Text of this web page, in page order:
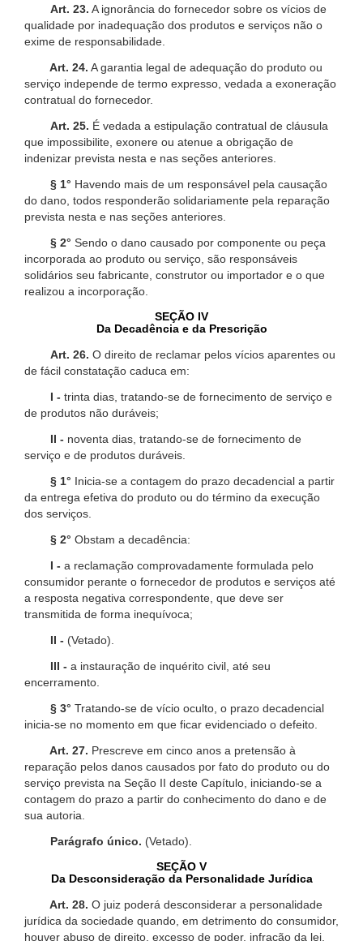
Art. 23. A ignorância do fornecedor sobre os vícios de
qualidade por inadequação dos produtos e serviços não o
exime de responsabilidade.
Art. 24. A garantia legal de adequação do produto ou
serviço independe de termo expresso, vedada a exoneração
contratual do fornecedor.
Art. 25. É vedada a estipulação contratual de cláusula
que impossibilite, exonere ou atenue a obrigação de
indenizar prevista nesta e nas seções anteriores.
§ 1° Havendo mais de um responsável pela causação
do dano, todos responderão solidariamente pela reparação
prevista nesta e nas seções anteriores.
§ 2° Sendo o dano causado por componente ou peça
incorporada ao produto ou serviço, são responsáveis
solidários seu fabricante, construtor ou importador e o que
realizou a incorporação.
SEÇÃO IV
Da Decadência e da Prescrição
Art. 26. O direito de reclamar pelos vícios aparentes ou
de fácil constatação caduca em:
I - trinta dias, tratando-se de fornecimento de serviço e
de produtos não duráveis;
II - noventa dias, tratando-se de fornecimento de
serviço e de produtos duráveis.
§ 1° Inicia-se a contagem do prazo decadencial a partir
da entrega efetiva do produto ou do término da execução
dos serviços.
§ 2° Obstam a decadência:
I - a reclamação comprovadamente formulada pelo
consumidor perante o fornecedor de produtos e serviços até
a resposta negativa correspondente, que deve ser
transmitida de forma inequívoca;
II - (Vetado).
III - a instauração de inquérito civil, até seu
encerramento.
§ 3° Tratando-se de vício oculto, o prazo decadencial
inicia-se no momento em que ficar evidenciado o defeito.
Art. 27. Prescreve em cinco anos a pretensão à
reparação pelos danos causados por fato do produto ou do
serviço prevista na Seção II deste Capítulo, iniciando-se a
contagem do prazo a partir do conhecimento do dano e de
sua autoria.
Parágrafo único. (Vetado).
SEÇÃO V
Da Desconsideração da Personalidade Jurídica
Art. 28. O juiz poderá desconsiderar a personalidade
jurídica da sociedade quando, em detrimento do consumidor,
houver abuso de direito, excesso de poder, infração da lei,